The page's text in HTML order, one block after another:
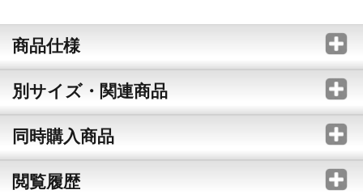
商品仕様
別サイズ・関連商品
同時購入商品
閲覧履歴